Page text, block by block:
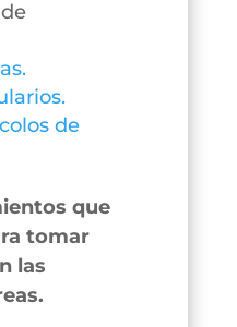
de
que
tomar
las